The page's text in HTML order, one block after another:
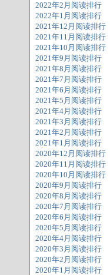
2022年2月阅读排行
2022年1月阅读排行
2021年12月阅读排行
2021年11月阅读排行
2021年10月阅读排行
2021年9月阅读排行
2021年8月阅读排行
2021年7月阅读排行
2021年6月阅读排行
2021年5月阅读排行
2021年4月阅读排行
2021年3月阅读排行
2021年2月阅读排行
2021年1月阅读排行
2020年12月阅读排行
2020年11月阅读排行
2020年10月阅读排行
2020年9月阅读排行
2020年8月阅读排行
2020年7月阅读排行
2020年6月阅读排行
2020年5月阅读排行
2020年4月阅读排行
2020年3月阅读排行
2020年2月阅读排行
2020年1月阅读排行